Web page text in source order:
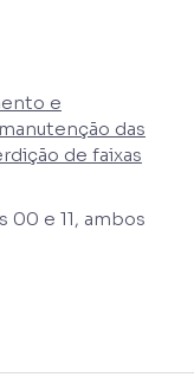
e
das
de faixas
00 e 11, ambos